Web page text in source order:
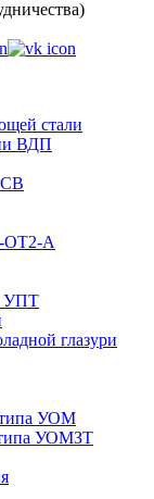
стали
ВДП
ОТ2-А
УПТ
глазури
типа УОМ
типа УОМЗТ